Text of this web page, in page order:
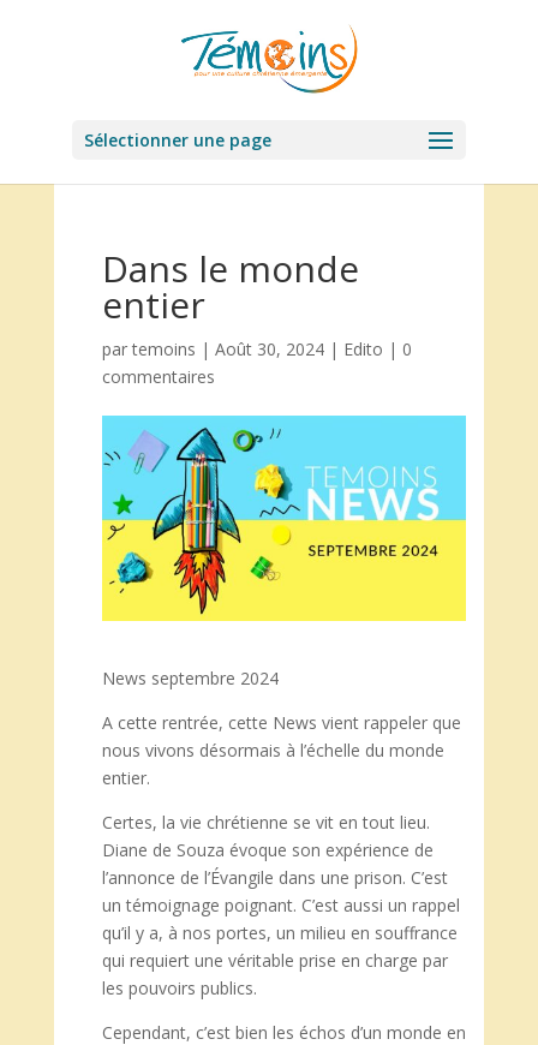
Sélectionner une page
Dans le monde
entier
partemoins | Août 30, 2024| Edito | 0
commentaires
News septembre 2024
A cette rentrée, cette News vient rappeler que
nous vivons désormais à l’échelle du monde
entier.
Certes, la vie chrétienne se vit en tout lieu.
Diane de Souza évoque son expérience de
l’annonce de l’Évangile dans une prison. C’est
un témoignage poignant. C’est aussi un rappel
qu’il y a, à nos portes, un milieu en souffrance
qui requiert une véritable prise en charge par
les pouvoirs publics.
Cependant, c’est bien les échos d’un monde en